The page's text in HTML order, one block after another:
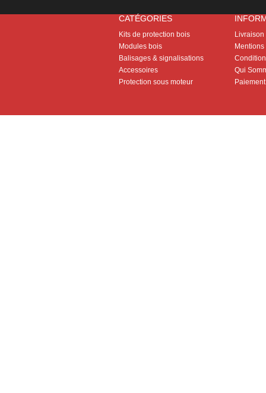
CATÉGORIES
Kits de protection bois
Modules bois
Balisages & signalisations
Accessoires
Protection sous moteur
Livraison
Qui